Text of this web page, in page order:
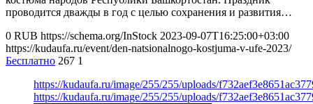
проводится дважды в год с целью сохранения и развития…
0 RUB https://schema.org/InStock 2023-09-07T16:25:00+03:00
https://kudaufa.ru/event/den-natsionalnogo-kostjuma-v-ufe-2023/
Бесплатно 267 1
https://kudaufa.ru/image/255/255/uploads/
https://kudaufa.ru/image/255/255/uploads/